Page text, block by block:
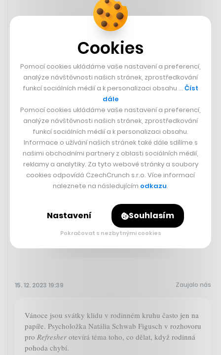
Indiana Jones a nástroj osudu vyšel
na Disney+. Poslední příběh
TOMÁŠ CHLEBEK
15. 12. 2023 19:39 Zaujalo nás
Vánoce jsou svátky klidu v rodinném kruhu často jen na
papíře. Psycholožka Natália Schwab Figusch v rozhovoru
pro Refresher otevírá téma toho, co dělat, když rodinná
pohoda chybí.
Cookies
Pomocí cookies ukládáme vaše nastavení a preferencí,
analýze návštěvnosti našich stránek, zprostředkování
funkcí sociálních médií a k personalizaci obsahu … Číst
dále
Pomocí cookies ukládáme vaše nastavení a preferencí,
analýze návštěvnosti našich stránek, zprostředkování
funkcí sociálních médií a k personalizaci obsahu.
Informace o užívání našich stránek také dále sdílíme s
našimi obchodními partnery z oblasti sociálních médií,
reklamy a analytiky. Za tyto webové stránky a soubory
cookies odpovídá CzechCrunch s.r.o. Více informací
naleznete na následujícím odkazu.
Nastavení Souhlasím
Pokračovat s nezbytnými cookies